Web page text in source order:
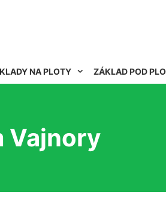
NA PLOTY ZÁKLAD POD
Vajnory